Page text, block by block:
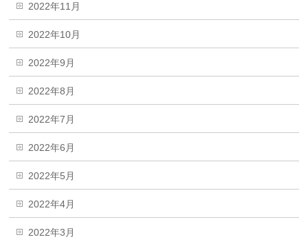
2022年11月
2022年10月
2022年9月
2022年8月
2022年7月
2022年6月
2022年5月
2022年4月
2022年3月